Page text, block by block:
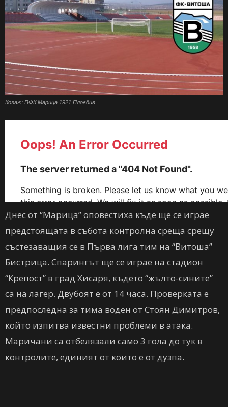
Колаж: ПФК Марица 1921 Пловдив
Днес от “Марица” оповестиха къде ще се играе
предстоящата в събота контролна среща срещу
състезаващия се в Първа лига тим на “Витоша”
Бистрица. Спарингът ще се играе на стадион
“Крепост” в град Хисаря, където “жълто-сините”
са на лагер. Двубоят е от 14 часа. Проверката е
предпоследна за тима воден от Стоян Димитров,
който изпитва известни проблеми в атака.
Маричани са отбелязали само 3 гола до тук в
контролите, единият от които е от дузпа.